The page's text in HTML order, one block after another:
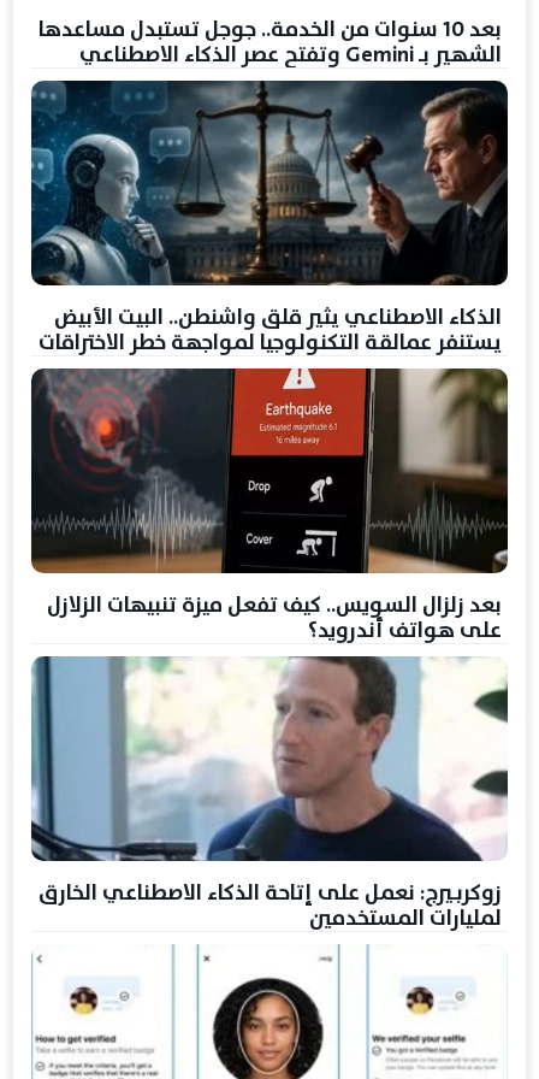
بعد 10 سنوات من الخدمة.. جوجل تستبدل مساعدها
الشهير بـ Gemini وتفتح عصر الذكاء الاصطناعي
الذكاء الاصطناعي يثير قلق واشنطن.. البيت الأبيض
يستنفر عمالقة التكنولوجيا لمواجهة خطر الاختراقات
بعد زلزال السويس.. كيف تفعل ميزة تنبيهات الزلازل
على هواتف أندرويد؟
زوكربيرج: نعمل على إتاحة الذكاء الاصطناعي الخارق
لمليارات المستخدمين